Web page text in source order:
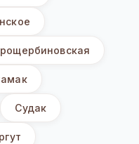
Судак